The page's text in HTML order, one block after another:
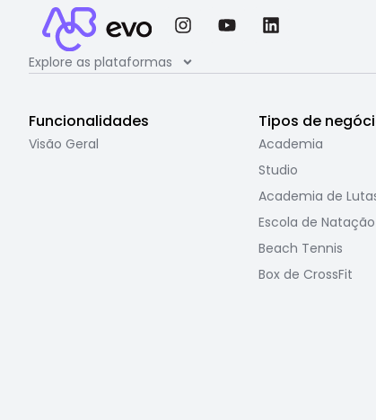
Explore as plataformas
Funcionalidades
Visão Geral
Tipos de
Academia
Studio
Academia de
Escola de Natação
Beach Tennis
Box de CrossFit